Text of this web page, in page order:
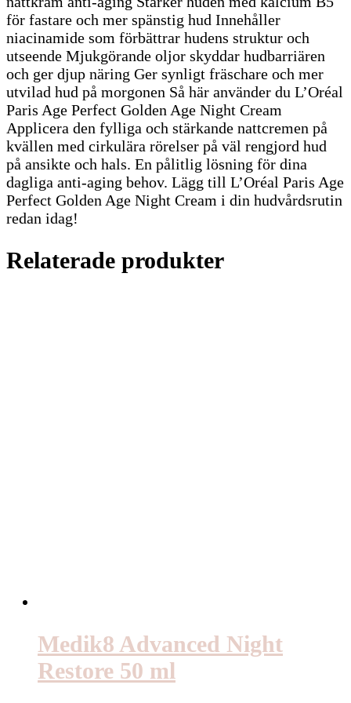
för fastare och mer spänstig hud Innehåller
niacinamide som förbättrar hudens struktur och
utseende Mjukgörande oljor skyddar hudbarriären
och ger djup näring Ger synligt fräschare och mer
utvilad hud på morgonen Så här använder du L’Oréal
Paris Age Perfect Golden Age Night Cream
Applicera den fylliga och stärkande nattcremen på
kvällen med cirkulära rörelser på väl rengjord hud
på ansikte och hals. En pålitlig lösning för dina
dagliga anti-aging behov. Lägg till L’Oréal Paris Age
Perfect Golden Age Night Cream i din hudvårdsrutin
redan idag!
Relaterade produkter
Medik8 Advanced Night
Restore 50 ml